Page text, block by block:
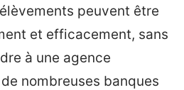
peuvent être
et efficacement, sans
à une agence
nombreuses banques